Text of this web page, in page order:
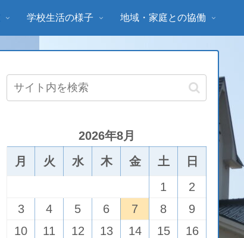
学校生活の様子 地域・家庭との協働
2026年8月
月
火 水 木 金 土
日
1
2
3
4 5 6 7 8
9
10
11 12 13 14 15
16